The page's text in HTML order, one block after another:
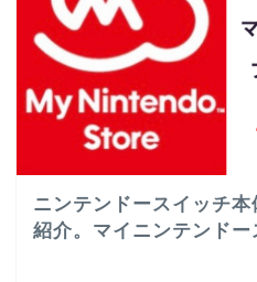
ニンテンドースイッチ
紹介。マイニンテンド